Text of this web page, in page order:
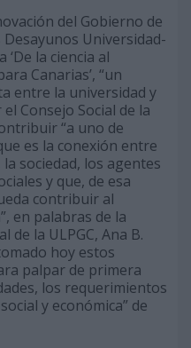
del Gobierno de
Universidad-
‘De la ciencia al
Canarias’, “un
entre la universidad y
Consejo Social de la
“a uno de
es la conexión entre
sociedad, los agentes
y que, de esa
contribuir al
en palabras de la
de la ULPGC, Ana B.
hoy estos
palpar de primera
los requerimientos
y económica” de